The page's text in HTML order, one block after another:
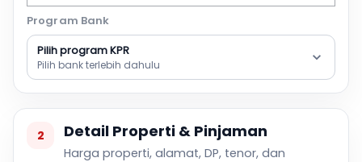
Program Bank
Pilih program KPR
Pilih bank terlebih dahulu
2 Detail Properti & Pinjaman
Harga properti, alamat, DP, tenor, dan